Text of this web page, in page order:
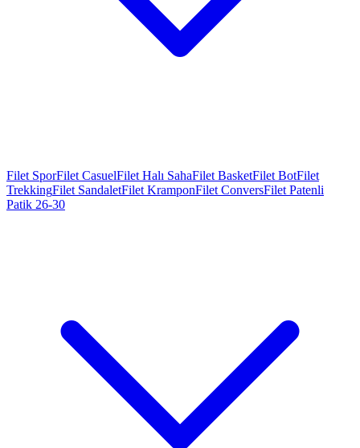
Filet SporFilet CasuelFilet Halı SahaFilet BasketFilet BotFilet
TrekkingFilet SandaletFilet KramponFilet ConversFilet Patenli
Patik 26-30